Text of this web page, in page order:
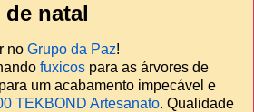
natal
no Grupo da Paz!
fuxicos para as árvores de
um acabamento impecável e
TEKBOND Artesanato. Qualidade